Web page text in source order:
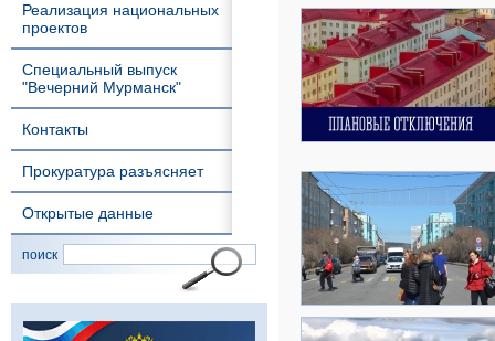
Реализация национальных
проектов
Специальный выпуск
"Вечерний Мурманск"
Контакты
Прокуратура разъясняет
Открытые данные
поиск